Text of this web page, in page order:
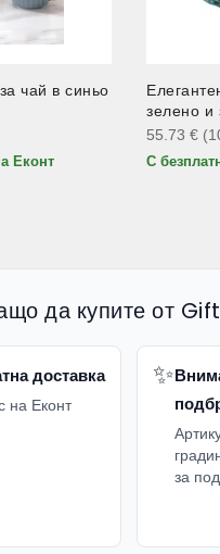
чай в синьо
Еконт
зелено и
55.73 €
С
да купите от
доставка
на Еконт
✨
за